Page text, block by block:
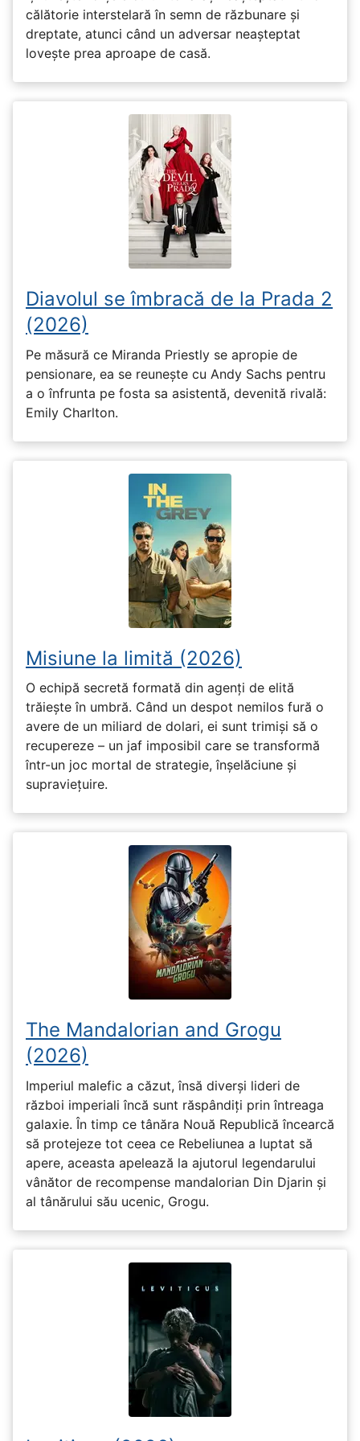
călătorie interstelară în semn de răzbunare și
dreptate, atunci când un adversar neașteptat
lovește prea aproape de casă.
Diavolul se îmbracă de la Prada 2
(2026)
Pe măsură ce Miranda Priestly se apropie de
pensionare, ea se reunește cu Andy Sachs pentru
a o înfrunta pe fosta sa asistentă, devenită rivală:
Emily Charlton.
Misiune la limită (2026)
O echipă secretă formată din agenți de elită
trăiește în umbră. Când un despot nemilos fură o
avere de un miliard de dolari, ei sunt trimiși să o
recupereze – un jaf imposibil care se transformă
într-un joc mortal de strategie, înșelăciune și
supraviețuire.
The Mandalorian and Grogu
(2026)
Imperiul malefic a căzut, însă diverși lideri de
război imperiali încă sunt răspândiți prin întreaga
galaxie. În timp ce tânăra Nouă Republică încearcă
să protejeze tot ceea ce Rebeliunea a luptat să
apere, aceasta apelează la ajutorul legendarului
vânător de recompense mandalorian Din Djarin și
al tânărului său ucenic, Grogu.